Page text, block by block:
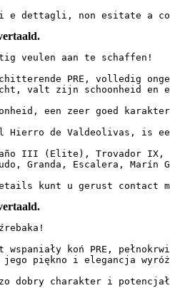
e dettagli, non esitate a
veulen aan te schaffen!
PRE, volledig
valt zijn schoonheid en
een zeer goed
Hierro de Valdeolivas, is
III (Elite), Trovador IX,
Granda, Escalera,
kunt u gerust contact
wspaniały koń PRE,
jego piękno i elegancja
dobry charakter i